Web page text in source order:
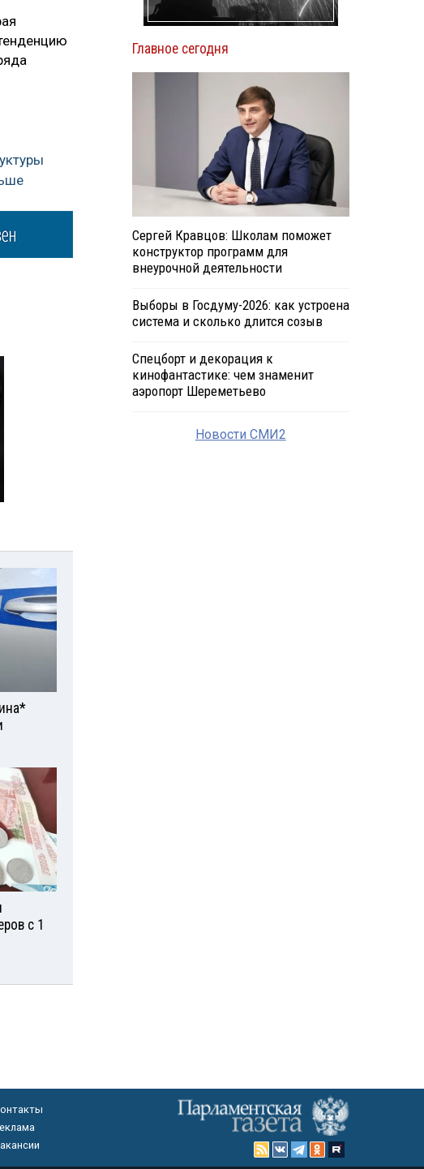
с 1
Главное сегодня
Сергей Кравцов: Школам поможет
конструктор программ для
внеурочной деятельности
Выборы в Госдуму-2026: как устроена
система и сколько длится созыв
Спецборт и декорация к
кинофантастике: чем знаменит
аэропорт Шереметьево
Новости СМИ2